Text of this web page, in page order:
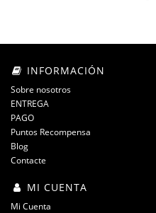
INFORMACIÓN
Sobre nosotros
ENTREGA
PAGO
Puntos Recompensa
Blog
Contacte
MI CUENTA
Mi Cuenta